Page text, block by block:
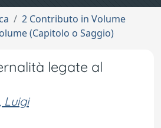
2 Contributo in Volume
(Capitolo o Saggio)
legate al
Luigi